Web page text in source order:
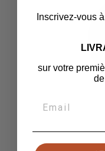
Inscrivez-vous
sur votre